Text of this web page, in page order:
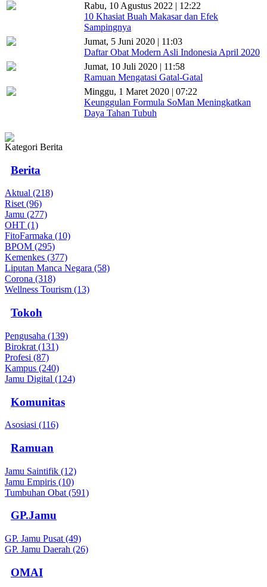
Rabu, 10 Agustus 2022 | 12:22
10 Khasiat Buah Makasar dan Efek
Sampingnya
Jumat, 5 Juni 2020 | 11:03
Daftar Obat Modern Asli Indonesia April 2020
Jumat, 10 Juli 2020 | 11:58
Ramuan Mengatasi Gatal-Gatal
Minggu, 1 Maret 2020 | 07:22
Keunggulan Formula SoMan Meningkatkan
Daya Tahan Tubuh
Kategori Berita
Berita
Aktual (218)
Riset (96)
Jamu (277)
OHT (1)
FitoFarmaka (10)
BPOM (295)
Kemenkes (377)
Liputan Manca Negara (58)
Corona (318)
Wellness Tourism (13)
Tokoh
Pengusaha (139)
Birokrat (131)
Profesi (87)
Kampus (240)
Jamu Digital (124)
Komunitas
Asosiasi (116)
Ramuan
Jamu Saintifik (12)
Jamu Empiris (10)
Tumbuhan Obat (591)
GP.Jamu
GP. Jamu Pusat (49)
GP. Jamu Daerah (26)
OMAI